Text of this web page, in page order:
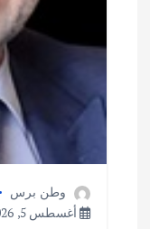
وطن برس
أغسطس 5, 2026